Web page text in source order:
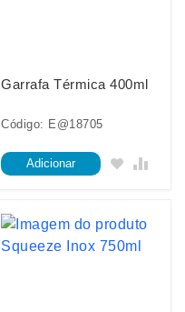
Garrafa Térmica 400ml
Código: E@18705
Adicionar